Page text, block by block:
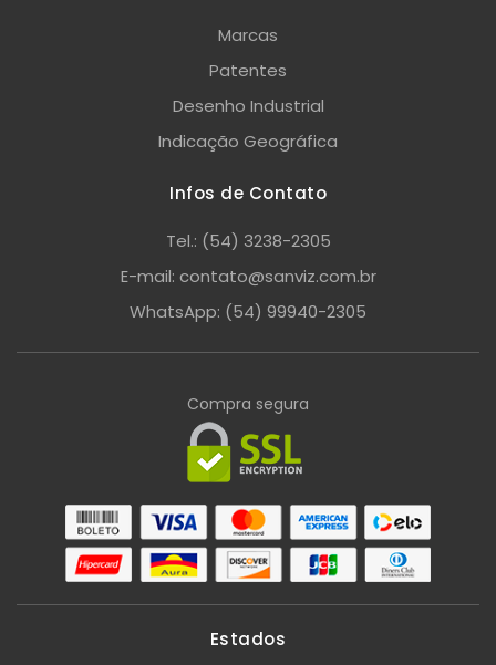
Marcas
Patentes
Desenho Industrial
Indicação Geográfica
Infos de Contato
Tel.: (54) 3238-2305
E-mail: contato@sanviz.com.br
WhatsApp: (54) 99940-2305
Compra segura
Estados